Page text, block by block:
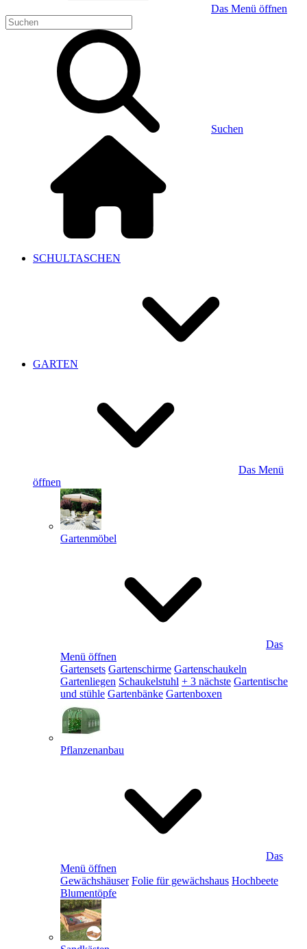
Das Menü öffnen
Suchen
SCHULTASCHEN
GARTEN
Das Menü
öffnen
Gartenmöbel
Das
Menü öffnen
Gartensets Gartenschirme Gartenschaukeln
Gartenliegen Schaukelstuhl + 3 nächste Gartentische
und stühle Gartenbänke Gartenboxen
Pflanzenanbau
Das
Menü öffnen
Gewächshäuser Folie für gewächshaus Hochbeete
Blumentöpfe